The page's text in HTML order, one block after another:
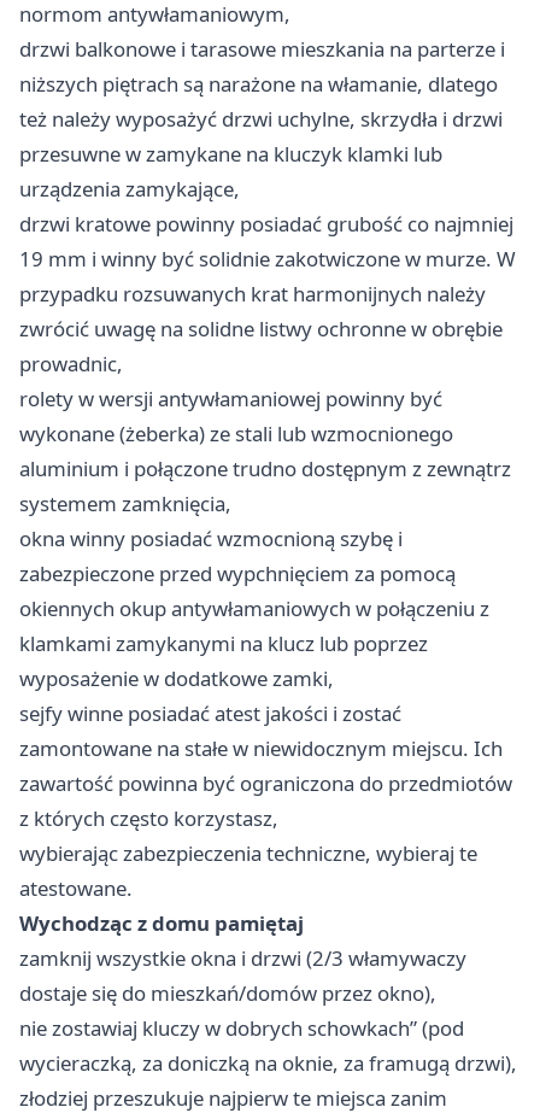
normom antywłamaniowym,
drzwi balkonowe i tarasowe mieszkania na parterze i
niższych piętrach są narażone na włamanie, dlatego
też należy wyposażyć drzwi uchylne, skrzydła i drzwi
przesuwne w zamykane na kluczyk klamki lub
urządzenia zamykające,
drzwi kratowe powinny posiadać grubość co najmniej
19 mm i winny być solidnie zakotwiczone w murze. W
przypadku rozsuwanych krat harmonijnych należy
zwrócić uwagę na solidne listwy ochronne w obrębie
prowadnic,
rolety w wersji antywłamaniowej powinny być
wykonane (żeberka) ze stali lub wzmocnionego
aluminium i połączone trudno dostępnym z zewnątrz
systemem zamknięcia,
okna winny posiadać wzmocnioną szybę i
zabezpieczone przed wypchnięciem za pomocą
okiennych okup antywłamaniowych w połączeniu z
klamkami zamykanymi na klucz lub poprzez
wyposażenie w dodatkowe zamki,
sejfy winne posiadać atest jakości i zostać
zamontowane na stałe w niewidocznym miejscu. Ich
zawartość powinna być ograniczona do przedmiotów
z których często korzystasz,
wybierając zabezpieczenia techniczne, wybieraj te
atestowane.
Wychodząc z domu pamiętaj
zamknij wszystkie okna i drzwi (2/3 włamywaczy
dostaje się do mieszkań/domów przez okno),
nie zostawiaj kluczy w dobrych schowkach” (pod
wycieraczką, za doniczką na oknie, za framugą drzwi),
złodziej przeszukuje najpierw te miejsca zanim